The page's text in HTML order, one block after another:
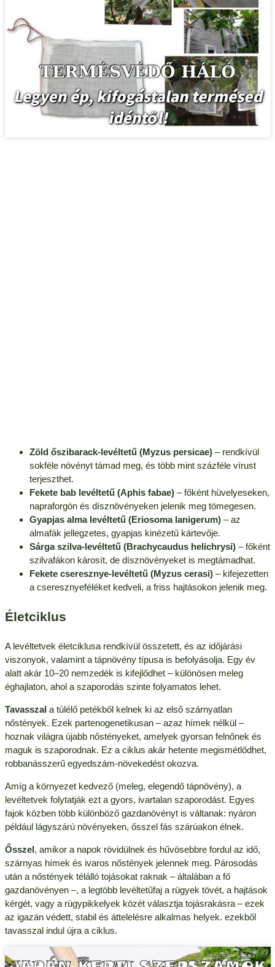
Zöld őszibarack-levéltetű (Myzus persicae)– rendkívül
sokféle növényt támad meg, és több mint százféle vírust
terjeszthet.
Fekete bab levéltetű (Aphis fabae)– főként hüvelyeseken,
napraforgón és dísznövényeken jelenik meg tömegesen.
Gyapjas alma levéltetű (Eriosoma lanigerum)– az
almafák jellegzetes, gyapjas kinézetű kártevője.
Sárga szilva-levéltetű (Brachycaudus helichrysi)– főként
szilvafákon károsít, de dísznövényeket is megtámadhat.
Fekete cseresznye-levéltetű (Myzus cerasi)– kifejezetten
a cseresznyeféléket kedveli, a friss hajtásokon jelenik meg.
Életciklus
A levéltetvek életciklusa rendkívül összetett, és az időjárási
viszonyok, valamint a tápnövény típusa is befolyásolja. Egy év
alatt akár 10–20 nemzedék is kifejlődhet – különösen meleg
éghajlaton, ahol a szaporodás szinte folyamatos lehet.
Tavasszal a túlélő petékből kelnek ki az első szárnyatlan
nőstények. Ezek partenogenetikusan – azaz hímek nélkül –
hoznak világra újabb nőstényeket, amelyek gyorsan felnőnek és
maguk is szaporodnak. Ez a ciklus akár hetente megismétlődhet,
robbanásszerű egyedszám-növekedést okozva.
Amíg a környezet kedvező (meleg, elegendő tápnövény), a
levéltetvek folytatják ezt a gyors, ivartalan szaporodást. Egyes
fajok közben több különböző gazdanövényt is váltanak: nyáron
például lágyszárú növényeken, ősszel fás szárúakon élnek.
Ősszel , amikor a napok rövidülnek és hűvösebbre fordul az idő,
szárnyas hímek és ivaros nőstények jelennek meg. Párosodás
után a nőstények télálló tojásokat raknak – általában a fő
gazdanövényen –, a legtöbb levéltetűfaj a rügyek tövét, a hajtások
kérgét, vagy a rügypikkelyek közét választja tojásrakásra – ezek
az igazán védett, stabil és áttelelésre alkalmas helyek. ezekből
tavasszal indul újra a ciklus.